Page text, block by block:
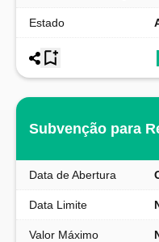
Estado
Subvenção para
Data de Abertura
Data Limite
Valor Máximo